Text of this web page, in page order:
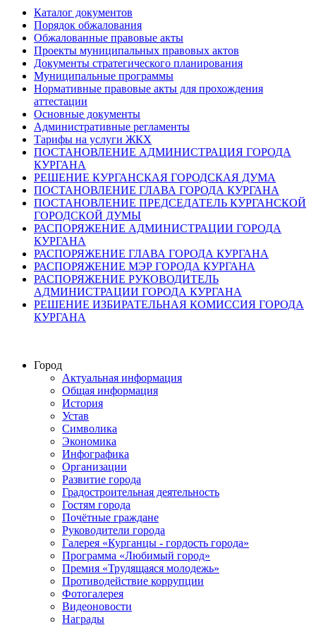
Каталог документов
Порядок обжалования
Обжалованные правовые акты
Проекты муниципальных правовых актов
Документы стратегического планирования
Муниципальные программы
Нормативные правовые акты для прохождения
аттестации
Основные документы
Административные регламенты
Тарифы на услуги ЖКХ
ПОСТАНОВЛЕНИЕ АДМИНИСТРАЦИЯ ГОРОДА
КУРГАНА
РЕШЕНИЕ КУРГАНСКАЯ ГОРОДСКАЯ ДУМА
ПОСТАНОВЛЕНИЕ ГЛАВА ГОРОДА КУРГАНА
ПОСТАНОВЛЕНИЕ ПРЕДСЕДАТЕЛЬ КУРГАНСКОЙ
ГОРОДСКОЙ ДУМЫ
РАСПОРЯЖЕНИЕ АДМИНИСТРАЦИИ ГОРОДА
КУРГАНА
РАСПОРЯЖЕНИЕ ГЛАВА ГОРОДА КУРГАНА
РАСПОРЯЖЕНИЕ МЭР ГОРОДА КУРГАНА
РАСПОРЯЖЕНИЕ РУКОВОДИТЕЛЬ
АДМИНИСТРАЦИИ ГОРОДА КУРГАНА
РЕШЕНИЕ ИЗБИРАТЕЛЬНАЯ КОМИССИЯ ГОРОДА
КУРГАНА
Город
Актуальная информация
Общая информация
История
Устав
Символика
Экономика
Инфографика
Организации
Развитие города
Градостроительная деятельность
Гостям города
Почётные граждане
Руководители города
Галерея «Курганцы - гордость города»
Программа «Любимый город»
Премия «Трудящаяся молодежь»
Противодействие коррупции
Фотогалерея
Видеоновости
Награды